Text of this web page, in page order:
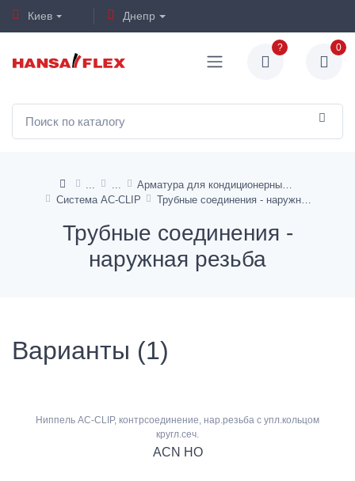
Киев Днепр
? 0
Система AC-CLIP
Трубные соединения -
наружная резьба
Варианты (1)
Ниппель AC-CLIP, контрсоединение, нар.резьба с упл.кольцом
кругл.сеч.
ACN HO